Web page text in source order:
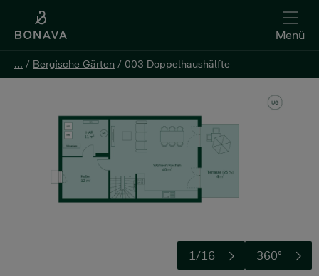
Menü
... / Bergische Gärten / 003 Doppelhaushälfte
1/16 360°
... / Bergische Gärten / 003 Doppelhaushälfte